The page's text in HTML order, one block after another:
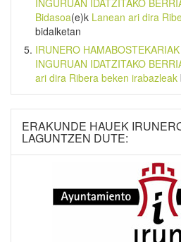
INGURUAN IDATZITAKO
Bidasoa(e)k Lanean ari dira
bidalketan
IRUNERO
INGURUAN IDATZITAKO
ari dira Ribera beken irabazleak
ERAKUNDE HAUEK
LAGUNTZEN DUTE: